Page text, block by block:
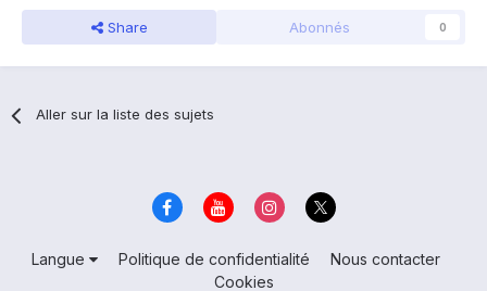
Share Abonnés 0
Aller sur la liste des sujets
Langue Politique de confidentialité
Nous contacter
Cookies